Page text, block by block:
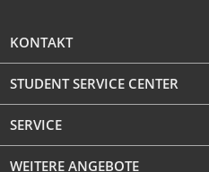
KONTAKT
STUDENT SERVICE CENTER
SERVICE
WEITERE ANGEBOTE